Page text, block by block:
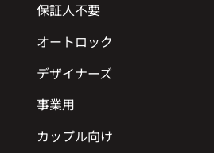
保証人不要
オートロック
デザイナーズ
事業用
カップル向け